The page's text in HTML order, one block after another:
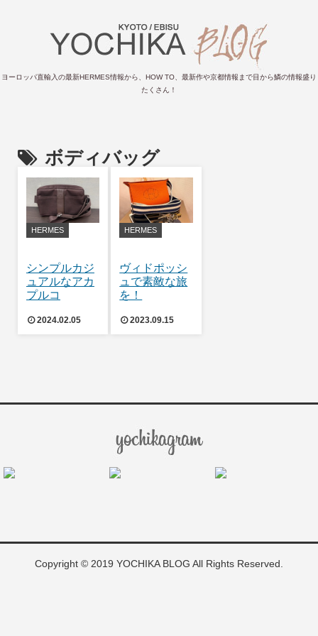
ヨーロッパ直輸入の最新HERMES情報から、HOW TO、最新作や京都情報まで目から鱗の情報盛り
たくさん！
ボディバッグ
HERMES
シンプルカジ
ュアルなアカ
プルコ
2024.02.05
HERMES
ヴィドポッシ
ュで素敵な旅
を！
2023.09.15
Copyright © 2019 YOCHIKA BLOG All Rights Reserved.